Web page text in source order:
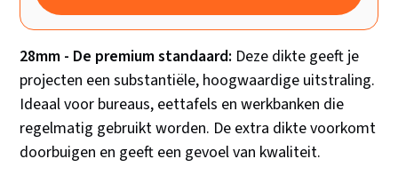
28mm - De premium standaard: Deze dikte geeft je
projecten een substantiële, hoogwaardige uitstraling.
Ideaal voor bureaus, eettafels en werkbanken die
regelmatig gebruikt worden. De extra dikte voorkomt
doorbuigen en geeft een gevoel van kwaliteit.